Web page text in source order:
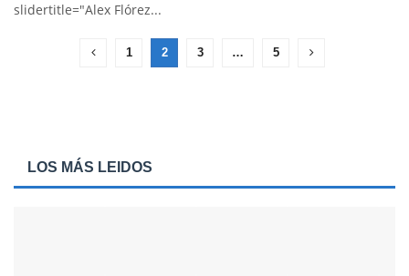
slidertitle="Alex Flórez...
1 2 3 … 5
LOS MÁS LEIDOS